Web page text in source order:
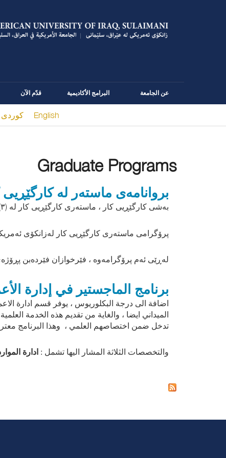
عن الجامعة البرامج الأكاديمية قدّم الآن
English كوردى
Graduate Programs
بروانامەى ماستەر لە کارگێڕیی
بەشی کارگێڕیی کار ، ماستەری کارگێڕیی کار لە (٣) پسپۆڕیی جیاوازدا پێشکەش دەکات .
پرۆگرامی ماستەری کارگێڕیی کار لەزانکۆی
لەڕێی ئەم پرۆگرامەوە ، فێرخوازان فێردەبن
برنامج الماجستير في إدارة
اضافة الى درجة البكلوريوس ، يوفر قسم ادارة
الميداني ايضا ، والغاية من تقديم هذه الخدمة
تدخل ضمن اختصاصهم العلمي ، وهذا البرنامج
والتخصصات الثلاثة المشار اليها تشمل : ادارة